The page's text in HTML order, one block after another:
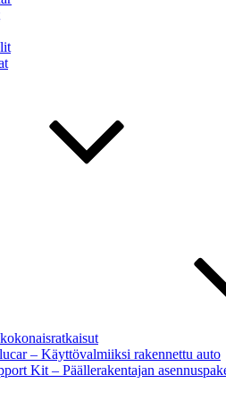
– Käyttövalmiiksi rakennettu auto
Kit – Päällerakentajan